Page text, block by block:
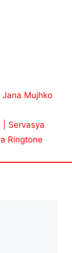
Jana Mujhko
| Servasya
Ringtone